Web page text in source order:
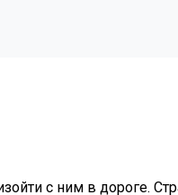
с ним в дороге.